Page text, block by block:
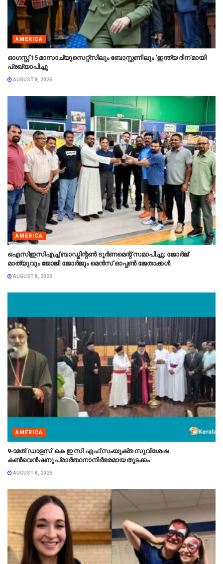
AMERICA
ഓഗസ്റ്റ് 15 മാസാച്യുസെറ്റ്‌സിലും ബോസ്റ്റണിലും ‘ഇന്ത്യ ദിന’മായി
പ്രഖ്യാപിച്ചു
AUGUST 8, 2026
AMERICA
ഐസിഇസിഎച്ച് ബാഡ്മിന്റൺ ടൂർണമെന്റ് സമാപിച്ചു; ജോർജ്
മാത്യുവും ജോജി ജോർജും മെൻസ് ഓപ്പൺ ജേതാക്കൾ
AUGUST 8, 2026
AMERICA
9-ാമത് ഡാളസ് കെ ഇ സി എഫ് സംയുക്ത സുവിശേഷ
കൺവെൻഷനു പ്രാർത്ഥനാനിർഭരമായ തുടക്കം.
AUGUST 8, 2026